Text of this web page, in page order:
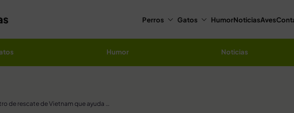
Perros Gatos HumorNoticiasAves
Humor Noticias
Primer santuario y centro de rescate de Vietnam que ayuda a todo tipo de animales